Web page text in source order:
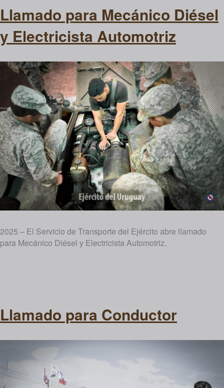
Llamado para Mecánico Diésel
y Electricista Automotriz
2025 – El Servicio de Transporte del Ejército abre llamado
para Mecánico Diésel y Electricista Automotriz.
Llamado para Conductor